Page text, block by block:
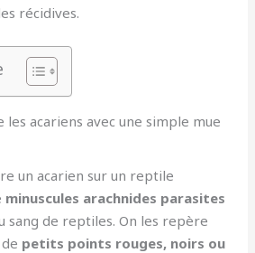
récidives.
les acariens avec une simple mue
un acarien sur un reptile
minuscules arachnides parasites
sang de reptiles. On les repère
petits points rouges, noirs ou